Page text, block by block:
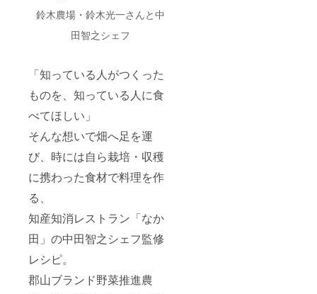
鈴木農場・鈴木光一さんと中
田智之シェフ
「知っている人がつくった
ものを、知っている人に食
べてほしい」
そんな想いで畑へ足を運
び、時には自ら栽培・収穫
に携わった食材で料理を作
る、
知産知消レストラン「なか
田」の中田智之シェフ監修
レシピ。
郡山ブランド野菜推進農